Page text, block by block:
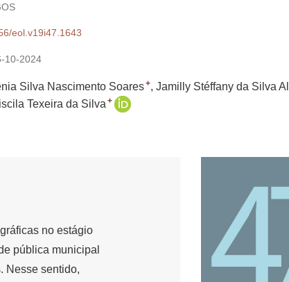
eol.v19i47.1643
10-2024
Silva Nascimento Soares+ Jamilly Stéffany da Silva
Texeira da Silva +
no estágio
pública municipal
Nesse sentido,